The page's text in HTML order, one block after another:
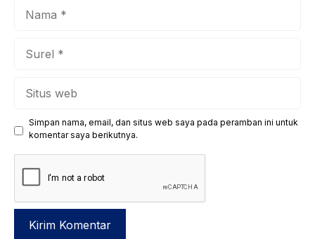
Simpan nama, email, dan situs web saya pada peramban ini untuk
komentar saya berikutnya.